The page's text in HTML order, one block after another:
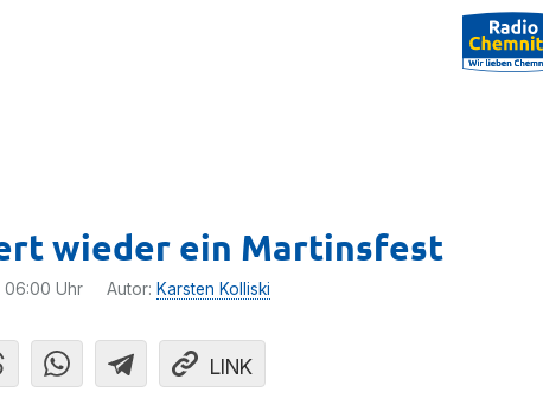
wieder ein Martinsfest
| 06:00 Uhr Autor: Karsten Kolliski
LINK